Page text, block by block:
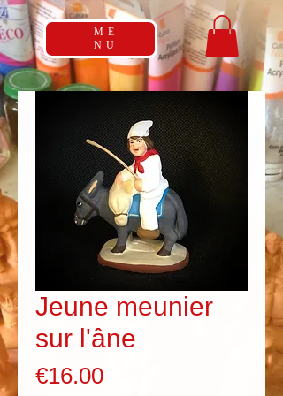
ME
NU
Jeune meunier
sur l'âne
€16.00Price